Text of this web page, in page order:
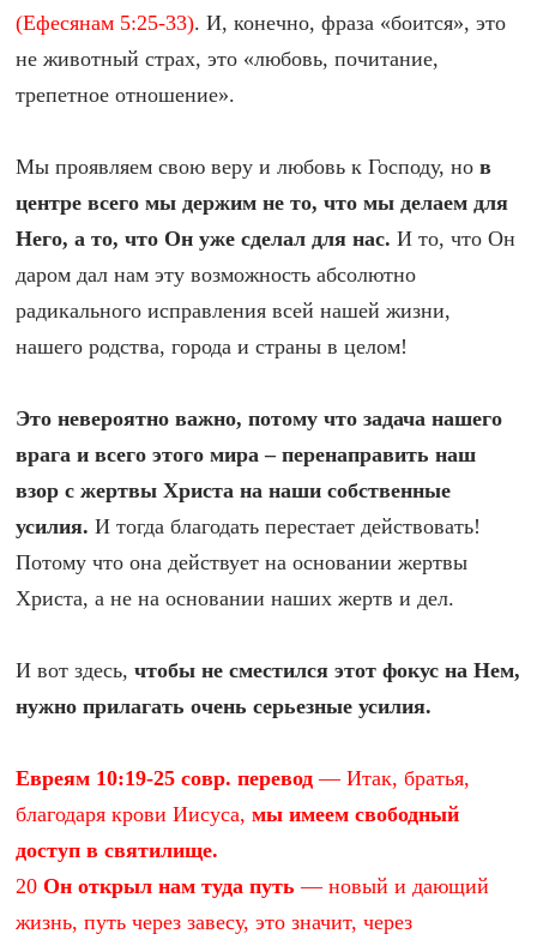
(Ефесянам 5:25-33). И, конечно, фраза «боится», это
не животный страх, это «любовь, почитание,
трепетное отношение».
Мы проявляем свою веру и любовь к Господу, нов
центре всего мы держим не то, что мы делаем для
Него, а то, что Он уже сделал для нас. И то, что Он
даром дал нам эту возможность абсолютно
радикального исправления всей нашей жизни,
нашего родства, города и страны в целом!
Это невероятно важно, потому что задача нашего
врага и всего этого мира – перенаправить наш
взор с жертвы Христа на наши собственные
усилия. И тогда благодать перестает действовать!
Потому что она действует на основании жертвы
Христа, а не на основании наших жертв и дел.
И вот здесь,чтобы не сместился этот фокус на Нем,
нужно прилагать очень серьезные усилия.
Евреям 10:19-25 совр. перевод — Итак, братья,
благодаря крови Иисуса,мы имеем свободный
доступ в святилище.
20Он открыл нам туда путь — новый и дающий
жизнь, путь через завесу, это значит, через